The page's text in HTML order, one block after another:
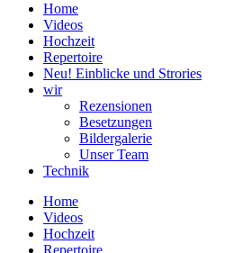
Home
Videos
Hochzeit
Repertoire
Neu! Einblicke und Strories
wir
Rezensionen
Besetzungen
Bildergalerie
Unser Team
Technik
Home
Videos
Hochzeit
Repertoire